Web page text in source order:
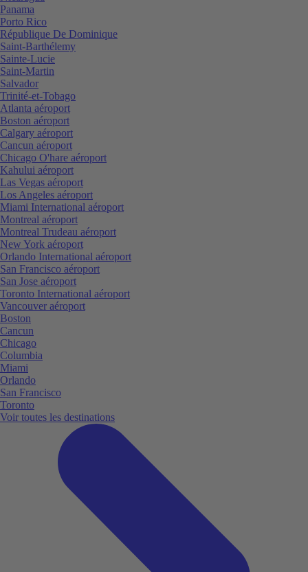
Panama
Porto Rico
République De Dominique
Saint-Barthélemy
Sainte-Lucie
Saint-Martin
Salvador
Trinité-et-Tobago
Atlanta aéroport
Boston aéroport
Calgary aéroport
Cancun aéroport
Chicago O'hare aéroport
Kahului aéroport
Las Vegas aéroport
Los Angeles aéroport
Miami International aéroport
Montreal aéroport
Montreal Trudeau aéroport
New York aéroport
Orlando International aéroport
San Francisco aéroport
San Jose aéroport
Toronto International aéroport
Vancouver aéroport
Boston
Cancun
Chicago
Columbia
Miami
Orlando
San Francisco
Toronto
Voir toutes les destinations